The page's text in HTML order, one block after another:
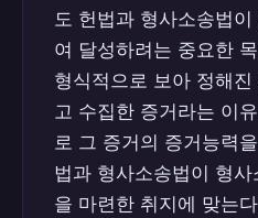
도 헌법과 형사소송법
여 달성하려는 중요한
형식적으로 보아 정해
고 수집한 증거라는 이
로 그 증거의 증거능력
법과 형사소송법이 형
을 마련한 취지에 맞는